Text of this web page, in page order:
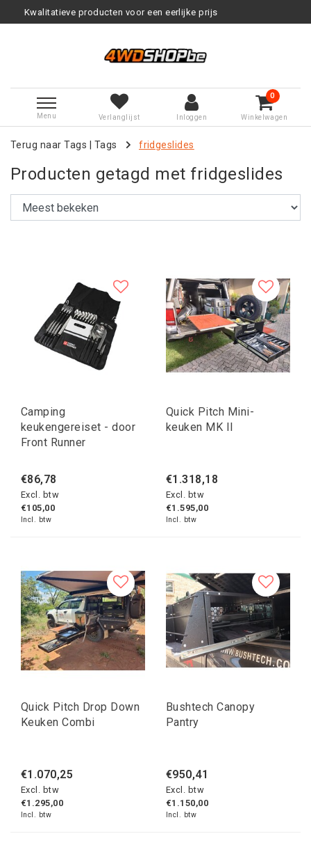
een eerlijke prijs
Menu Verlanglijst Inloggen
0
Winkelwagen
Terug naar Tags Tags fridgeslides
Producten getagd met fridgeslides
Camping
keukengereiset - door
Front Runner
€86,78
Excl. btw
€105,00
Incl. btw
Quick Pitch Mini-
keuken MK II
€1.318,18
Excl. btw
€1.595,00
Incl. btw
Quick Pitch Drop Down
Keuken Combi
€1.070,25
Excl. btw
€1.295,00
Incl. btw
Bushtech Canopy
Pantry
€950,41
Excl. btw
€1.150,00
Incl. btw